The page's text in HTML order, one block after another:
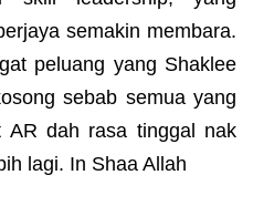
semakin membara.
peluang yang Shaklee
sebab semua yang
AR dah rasa tinggal nak
lagi. In Shaa Allah